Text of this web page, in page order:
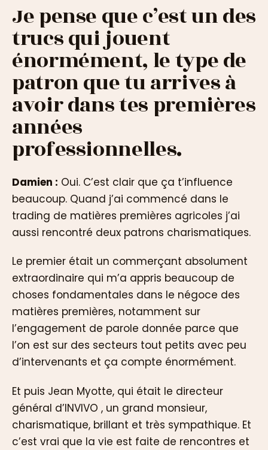
Je pense que c’est un des
trucs qui jouent
énormément, le type de
patron que tu arrives à
avoir dans tes premières
années
professionnelles.
Damien : Oui. C’est clair que ça t’influence
beaucoup. Quand j’ai commencé dans le
trading de matières premières agricoles j’ai
aussi rencontré deux patrons charismatiques.
Le premier était un commerçant absolument
extraordinaire qui m’a appris beaucoup de
choses fondamentales dans le négoce des
matières premières, notamment sur
l’engagement de parole donnée parce que
l’on est sur des secteurs tout petits avec peu
d’intervenants et ça compte énormément.
Et puis Jean Myotte, qui était le directeur
général d’INVIVO , un grand monsieur,
charismatique, brillant et très sympathique. Et
c’est vrai que la vie est faite de rencontres et